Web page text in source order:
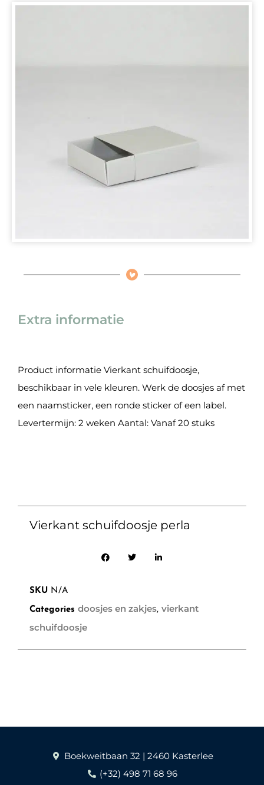
Extra informatie
Product informatie Vierkant schuifdoosje,
beschikbaar in vele kleuren. Werk de doosjes af met
een naamsticker, een ronde sticker of een label.
Levertermijn: 2 weken Aantal: Vanaf 20 stuks
Vierkant schuifdoosje perla
SKU N/A
Categories doosjes en zakjes, vierkant
schuifdoosje
Boekweitbaan 32 | 2460 Kasterlee
(+32) 498 71 68 96